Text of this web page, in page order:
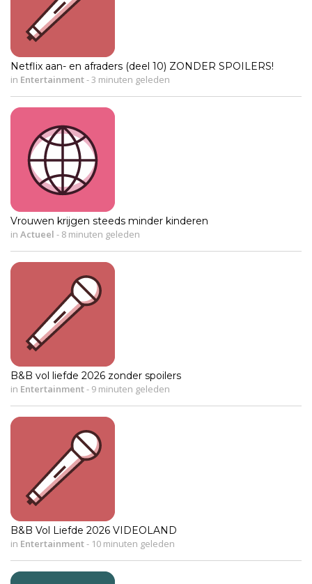
Netflix aan- en afraders (deel 10) ZONDER SPOILERS!
in Entertainment- 3 minuten geleden
Vrouwen krijgen steeds minder kinderen
in Actueel - 8 minuten geleden
B&B vol liefde 2026 zonder spoilers
in Entertainment- 9 minuten geleden
B&B Vol Liefde 2026 VIDEOLAND
in Entertainment- 10 minuten geleden